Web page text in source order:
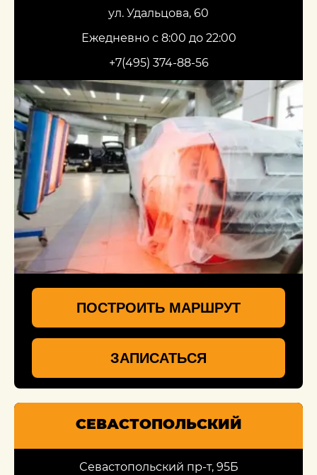
ул. Удальцова, 60
Ежедневно с 8:00 до 22:00
+7(495) 374-88-56
ПОСТРОИТЬ МАРШРУТ
ЗАПИСАТЬСЯ
СЕВАСТОПОЛЬСКИЙ
Севастопольский пр-т, 95Б